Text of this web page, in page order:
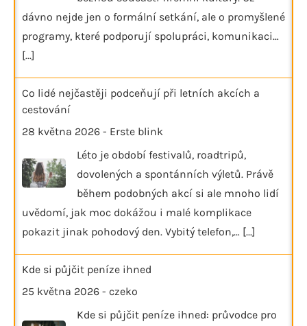
dávno nejde jen o formální setkání, ale o promyšlené
programy, které podporují spolupráci, komunikaci…
[...]
Co lidé nejčastěji podceňují při letních akcích a
cestování
28 května 2026 - Erste blink
Léto je období festivalů, roadtripů,
dovolených a spontánních výletů. Právě
během podobných akcí si ale mnoho lidí
uvědomí, jak moc dokážou i malé komplikace
pokazit jinak pohodový den. Vybitý telefon,… [...]
Kde si půjčit peníze ihned
25 května 2026 - czeko
Kde si půjčit peníze ihned: průvodce pro